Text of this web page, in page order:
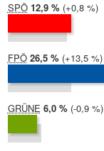
SPÖ 2024:
12,9 %
2019:
12,1 %
Differenz:
+0,8 %
FPÖ 2024:
26,5 %
2019:
13,0 %
Differenz:
+13,5 %
GRÜNE 2024:
6,0 % Differenz:
-0,9 %